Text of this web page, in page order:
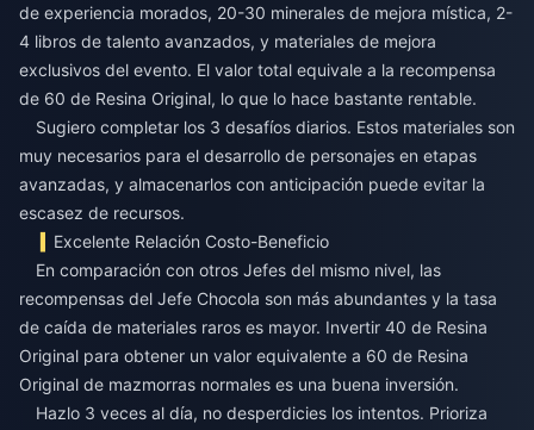
de experiencia morados, 20-30 minerales de mejora mística, 2-
4 libros de talento avanzados, y materiales de mejora
exclusivos del evento. El valor total equivale a la recompensa
de 60 de Resina Original, lo que lo hace bastante rentable.
Sugiero completar los 3 desafíos diarios. Estos materiales son
muy necesarios para el desarrollo de personajes en etapas
avanzadas, y almacenarlos con anticipación puede evitar la
escasez de recursos.
Excelente Relación Costo-Beneficio
En comparación con otros Jefes del mismo nivel, las
recompensas del Jefe Chocola son más abundantes y la tasa
de caída de materiales raros es mayor. Invertir 40 de Resina
Original para obtener un valor equivalente a 60 de Resina
Original de mazmorras normales es una buena inversión.
Hazlo 3 veces al día, no desperdicies los intentos. Prioriza